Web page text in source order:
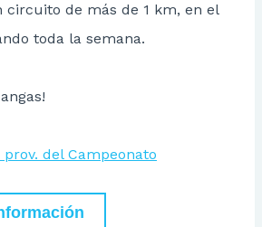
circuito de más de 1 km, en el
toda la semana.
del Campeonato